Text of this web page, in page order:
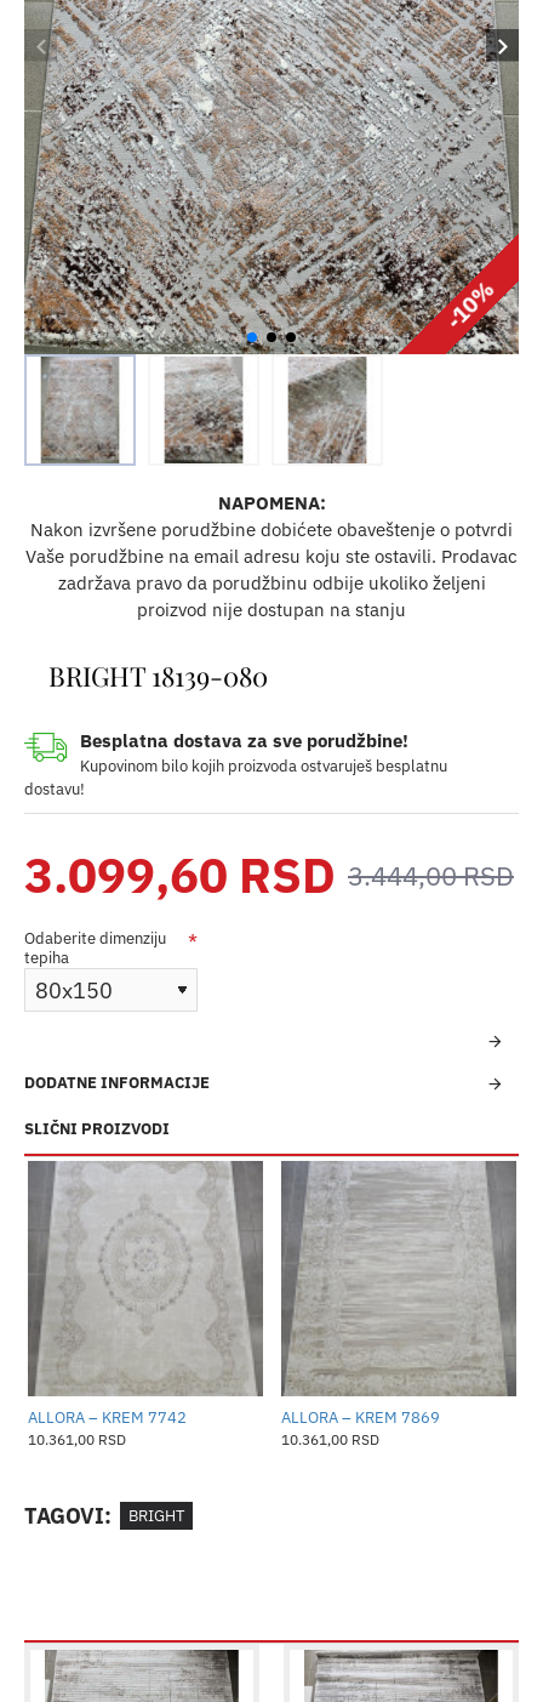
-10%
NAPOMENA:
Nakon izvršene porudžbine dobićete obaveštenje o potvrdi
Vaše porudžbine na email adresu koju ste ostavili. Prodavac
zadržava pravo da porudžbinu odbije ukoliko željeni
proizvod nije dostupan na stanju
BRIGHT 18139-080
Besplatna dostava za sve porudžbine!
Kupovinom bilo kojih proizvoda ostvaruješ besplatnu
dostavu!
3.099,60 RSD 3.444,00 RSD
Odaberite dimenziju
tepiha
SLIČNI PROIZVODI
ALLORA – KREM 7742
10.361,00 RSD
ALLORA – KREM 7869
10.361,00 RSD
DODATNE INFORMACIJE
TAGOVI: BRIGHT